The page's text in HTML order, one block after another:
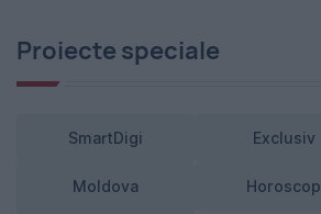
Proiecte speciale
SmartDigi Exclusiv
Moldova Horoscop